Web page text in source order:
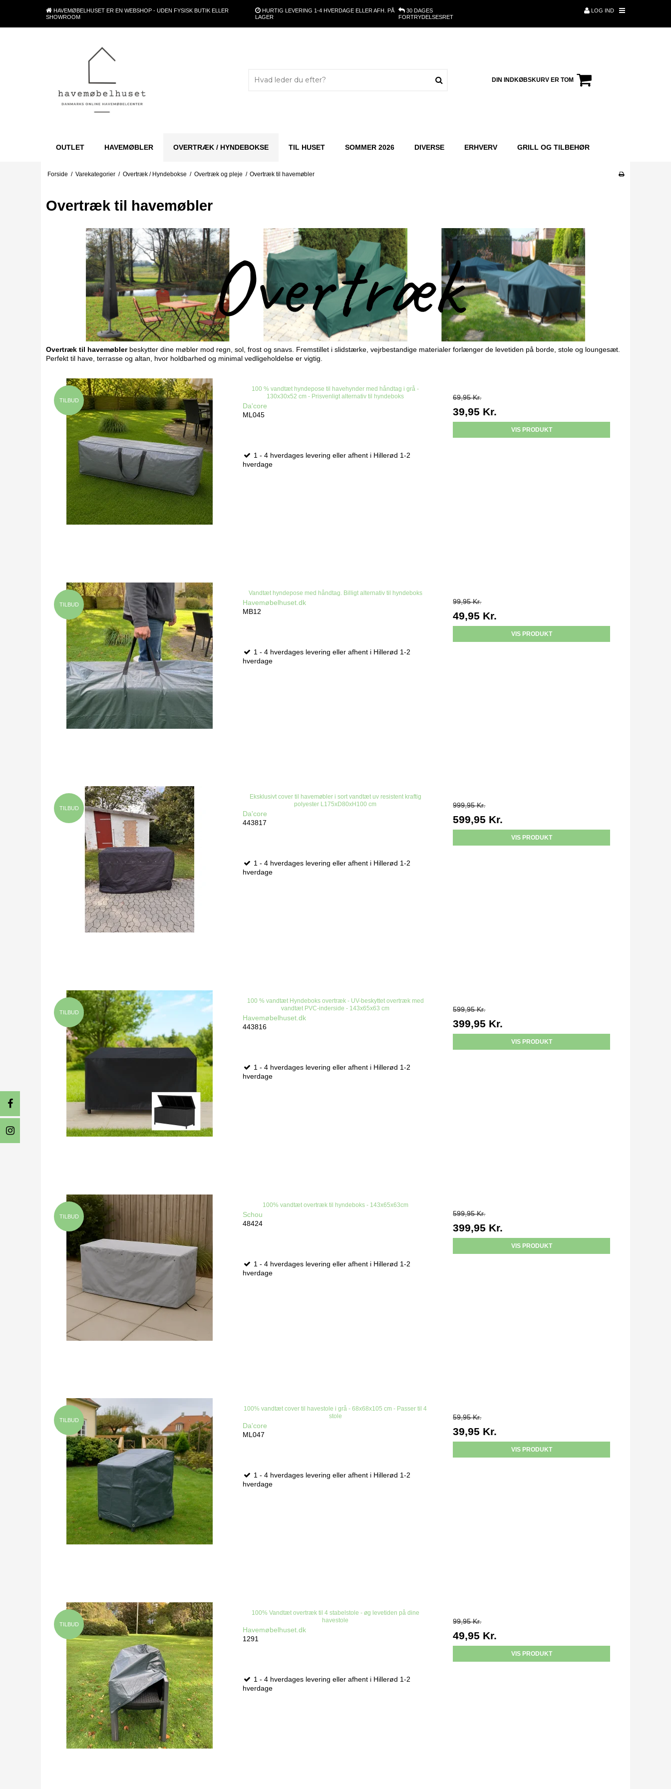
HAVEMØBELHUSET ER EN WEBSHOP - UDEN FYSISK BUTIK ELLER
SHOWROOM
HURTIG LEVERING 1-4 HVERDAGE ELLER AFH. PÅ
LAGER
30 DAGES
FORTRYDELSESRET
LOG IND
DIN INDKØBSKURV ER TOM
OUTLET HAVEMØBLER OVERTRÆK / HYNDEBOKSE TIL HUSET SOMMER 2026 DIVERSE ERHVERV GRILL OG TILBEHØR
Forside / Varekategorier / Overtræk / Hyndebokse / Overtræk og pleje / Overtræk til havemøbler
Overtræk til havemøbler
Overtræk til havemøblerbeskytter dine møbler mod regn, sol, frost og snavs. Fremstillet i slidstærke, vejrbestandige materialer forlænger de levetiden på borde, stole og loungesæt.
Perfekt til have, terrasse og altan, hvor holdbarhed og minimal vedligeholdelse er vigtig.
TILBUD
100 % vandtæt hyndepose til havehynder med håndtag i grå -
130x30x52 cm - Prisvenligt alternativ til hyndeboks
Da'core
ML045
1 - 4 hverdages levering eller afhent i Hillerød 1-2
hverdage
69,95 Kr.
39,95 Kr.
VIS PRODUKT
TILBUD
Vandtæt hyndepose med håndtag. Billigt alternativ til hyndeboks
Havemøbelhuset.dk
MB12
1 - 4 hverdages levering eller afhent i Hillerød 1-2
hverdage
99,95 Kr.
49,95 Kr.
VIS PRODUKT
TILBUD
Eksklusivt cover til havemøbler i sort vandtæt uv resistent kraftig
polyester L175xD80xH100 cm
Da'core
443817
1 - 4 hverdages levering eller afhent i Hillerød 1-2
hverdage
999,95 Kr.
599,95 Kr.
VIS PRODUKT
TILBUD
100 % vandtæt Hyndeboks overtræk - UV-beskyttet overtræk med
vandtæt PVC-inderside - 143x65x63 cm
Havemøbelhuset.dk
443816
1 - 4 hverdages levering eller afhent i Hillerød 1-2
hverdage
599,95 Kr.
399,95 Kr.
VIS PRODUKT
TILBUD
100% vandtæt overtræk til hyndeboks - 143x65x63cm
Schou
48424
1 - 4 hverdages levering eller afhent i Hillerød 1-2
hverdage
599,95 Kr.
399,95 Kr.
VIS PRODUKT
TILBUD
100% vandtæt cover til havestole i grå - 68x68x105 cm - Passer til 4
stole
Da'core
ML047
1 - 4 hverdages levering eller afhent i Hillerød 1-2
hverdage
59,95 Kr.
39,95 Kr.
VIS PRODUKT
TILBUD
100% Vandtæt overtræk til 4 stabelstole - øg levetiden på dine
havestole
Havemøbelhuset.dk
1291
1 - 4 hverdages levering eller afhent i Hillerød 1-2
hverdage
99,95 Kr.
49,95 Kr.
VIS PRODUKT